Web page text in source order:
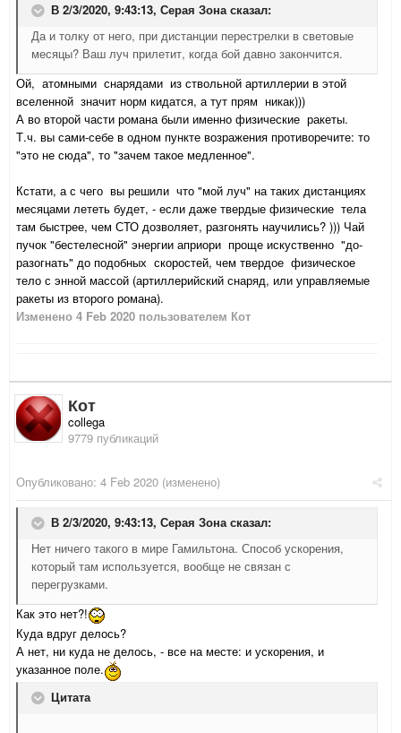
В 2/3/2020, 9:43:13, Серая Зонасказал:
Да и толку от него, при дистанции перестрелки в световые
месяцы? Ваш луч прилетит, когда бой давно закончится.
Ой, атомными снарядами из ствольной артиллерии в этой
вселенной значит норм кидатся, а тут прям никак)))
А во второй части романа были именно физические ракеты.
Т.ч. вы сами-себе в одном пункте возражения противоречите: то
"это не сюда", то "зачем такое медленное".
Кстати, а с чего вы решили что "мой луч" на таких дистанциях
месяцами лететь будет, - если даже твердые физические тела
там быстрее, чем СТО дозволяет, разгонять научились? ))) Чай
пучок "бестелесной" энергии априори проще искуственно "до-
разогнать" до подобных скоростей, чем твердое физическое
тело с энной массой (артиллерийский снаряд, или управляемые
ракеты из второго романа).
Изменено 4 Feb 2020 пользователем Кот
Кот
collega
9779 публикаций
Опубликовано: 4 Feb 2020 (изменено)
В 2/3/2020, 9:43:13, Серая Зонасказал:
Нет ничего такого в мире Гамильтона. Способ ускорения,
который там используется, вообще не связан с
перегрузками.
Как это нет?!
Куда вдруг делось?
А нет, ни куда не делось, - все на месте: и ускорения, и
указанное поле.
Цитата